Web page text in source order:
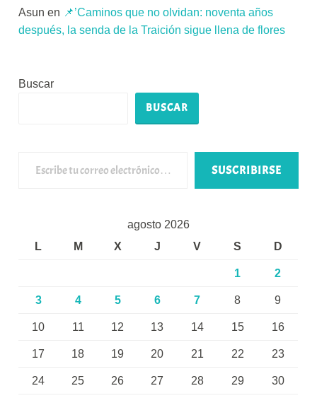
Asun en 📌’Caminos que no olvidan: noventa años
después, la senda de la Traición sigue llena de flores
Buscar
BUSCAR
SUSCRIBIRSE
agosto 2026
L
M X J V S D
1 2
3 4 5 6 7 8 9
10 11 12 13 14 15 16
17 18 19 20 21 22 23
24 25 26 27 28 29 30